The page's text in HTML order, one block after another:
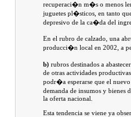
recuperaci�n m�s o menos
juguetes pl�sticos, en tanto
depresivo de la ca�da del
En el rubro de calzado, una
producci�n local en 2002, a
b) rubros destinados a
de otras actividades
podr�a esperarse que el
demanda de insumos y
la oferta nacional.
Esta tendencia se viene ya